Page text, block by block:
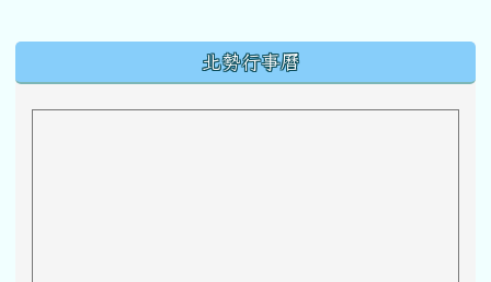
北勢行事曆